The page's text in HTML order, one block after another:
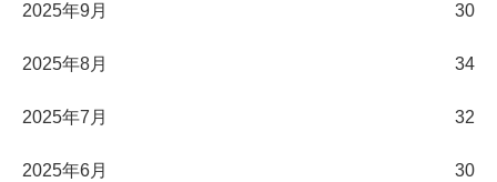
2025年9月 30
2025年8月 34
2025年7月 32
2025年6月 30